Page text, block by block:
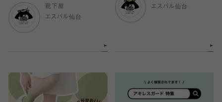
靴下屋
エスパル仙台
エスパル仙台